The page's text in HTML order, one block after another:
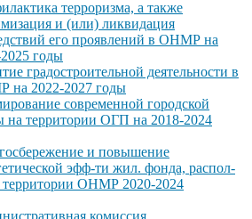
терроризма, а также
и (или) ликвидация
его проявлений в ОНМР на
годы
градостроительной деятельности в
на 2022-2027 годы
современной городской
на территории ОГП на 2018-2024
и повышение
эфф-ти жил. фонда, распол-
территории ОНМР 2020-2024